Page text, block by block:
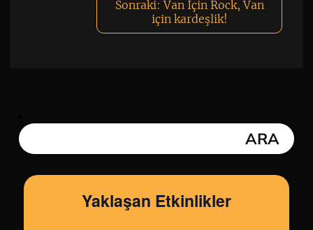
Sonraki: Van İçin Rock, Van
için kardeşlik!
Yaklaşan Etkinlikler